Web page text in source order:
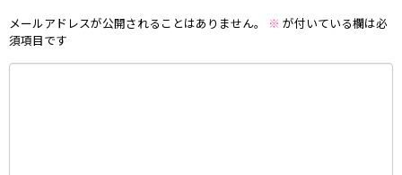
メールアドレスが公開されることはありません。 ※ が付いている欄は必
須項目です